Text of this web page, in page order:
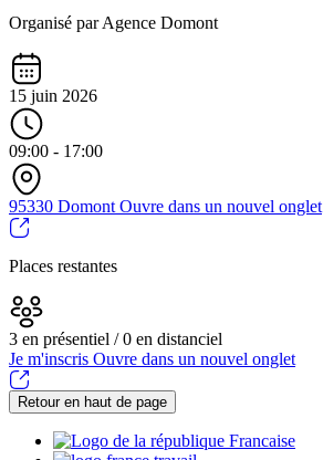
Organisé par Agence Domont
15 juin 2026
09:00 - 17:00
95330 Domont Ouvre dans un nouvel onglet
Places restantes
3 en présentiel / 0 en distanciel
Je m'inscris Ouvre dans un nouvel onglet
Retour en haut de page